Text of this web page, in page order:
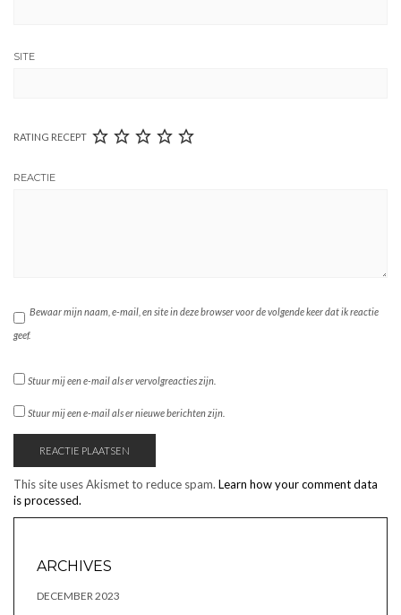
SITE
RATING RECEPT
REACTIE
Bewaar mijn naam, e-mail, en site in deze browser voor de volgende keer dat ik reactie
geef.
Stuur mij een e-mail als er vervolgreacties zijn.
Stuur mij een e-mail als er nieuwe berichten zijn.
This site uses Akismet to reduce spam. Learn how your comment data
is processed.
ARCHIVES
DECEMBER 2023